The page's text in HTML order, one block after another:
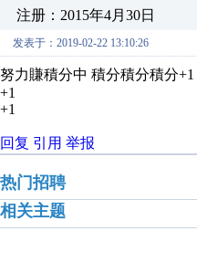
注册：2015年4月30日
发表于：2019-02-22 13:10:26
努力賺積分中 積分積分積分+1
+1
+1
回复 引用 举报
热门招聘
相关主题